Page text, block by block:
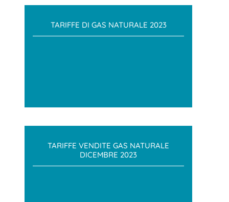
TARIFFE DI GAS NATURALE 2023
TARIFFE VENDITE GAS NATURALE
DICEMBRE 2023